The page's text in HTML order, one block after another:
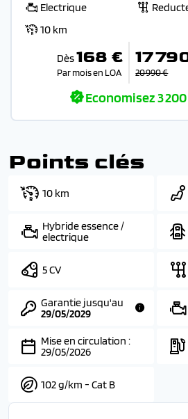
Electrique
10 km
Dès168 €
Par mois en LOA
17
20 990 €
Economisez3
Points clés
10 km
Hybride essence /
electrique
5 CV
Garantie jusqu'au
29/05/2029
Mise en circulation :
29/05/2026
102 g/km - Cat B